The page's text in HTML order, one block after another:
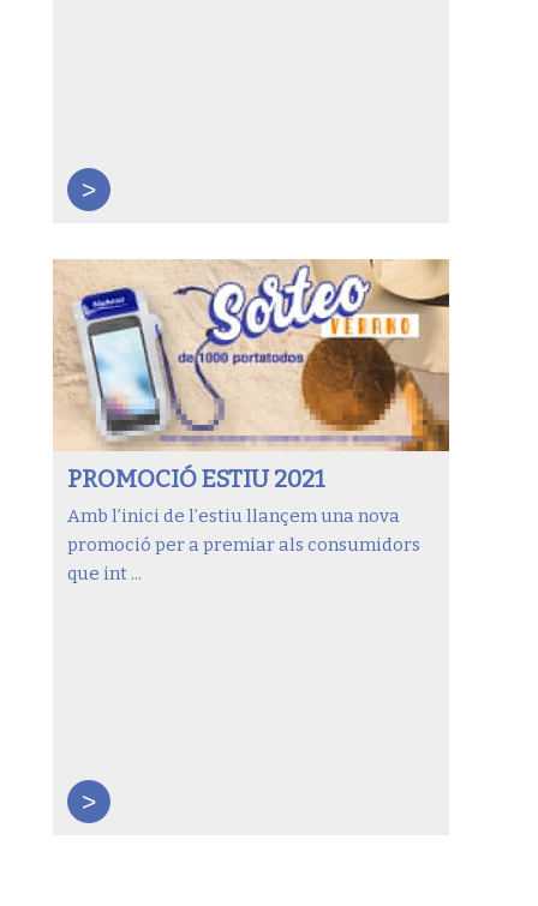
>
PROMOCIÓ ESTIU 2021
Amb l’inici de l’estiu llançem una nova
promoció per a premiar als consumidors
que int ...
>